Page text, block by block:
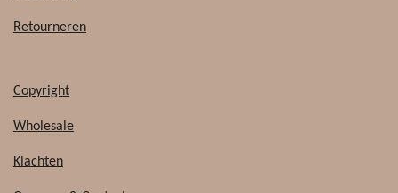
Retourneren
Copyright
Wholesale
Klachten